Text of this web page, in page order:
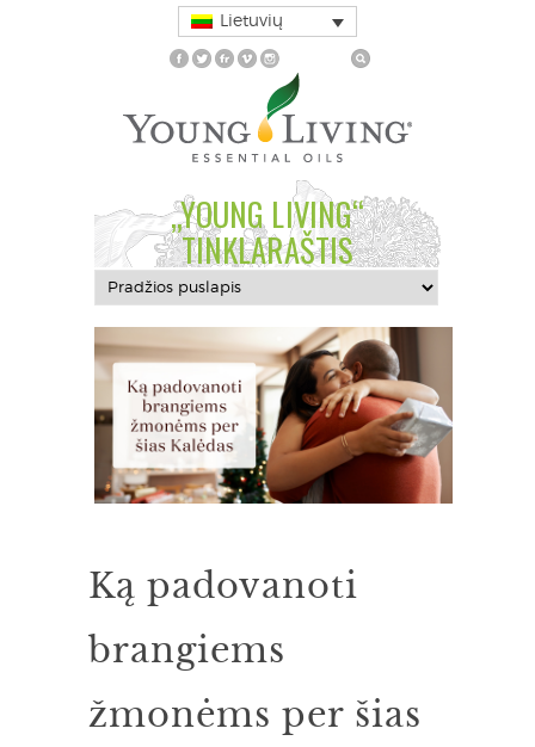
Lietuvių
„YOUNG LIVING“
TINKLARAŠTIS
Ką padovanoti
brangiems
žmonėms per šias